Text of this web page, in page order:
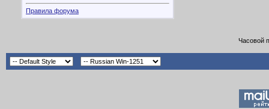
Правила форума
Часовой